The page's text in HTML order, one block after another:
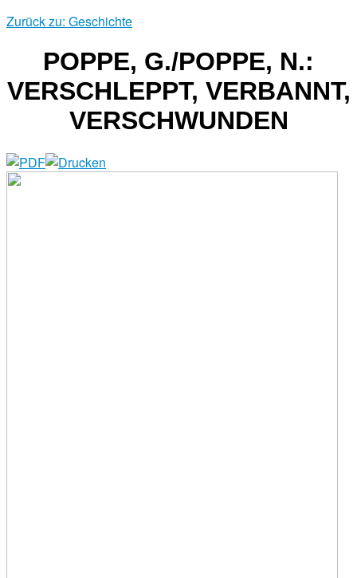
Zurück zu: Geschichte
POPPE, G./POPPE, N.:
VERSCHLEPPT, VERBANNT,
VERSCHWUNDEN